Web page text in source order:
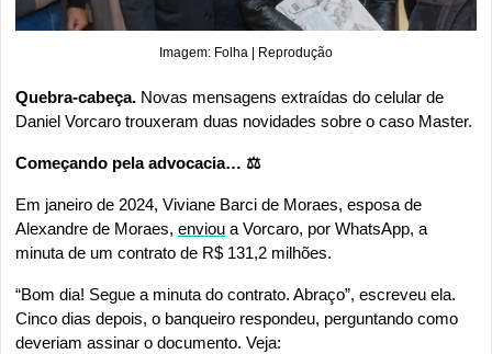
Imagem: Folha | Reprodução
Quebra-cabeça. Novas mensagens extraídas do celular de
Daniel Vorcaro trouxeram duas novidades sobre o caso Master.
Começando pela advocacia… ⚖️
Em janeiro de 2024, Viviane Barci de Moraes, esposa de
Alexandre de Moraes, enviou a Vorcaro, por WhatsApp, a
minuta de um contrato de R$ 131,2 milhões.
“Bom dia! Segue a minuta do contrato. Abraço”, escreveu ela.
Cinco dias depois, o banqueiro respondeu, perguntando como
deveriam assinar o documento. Veja: